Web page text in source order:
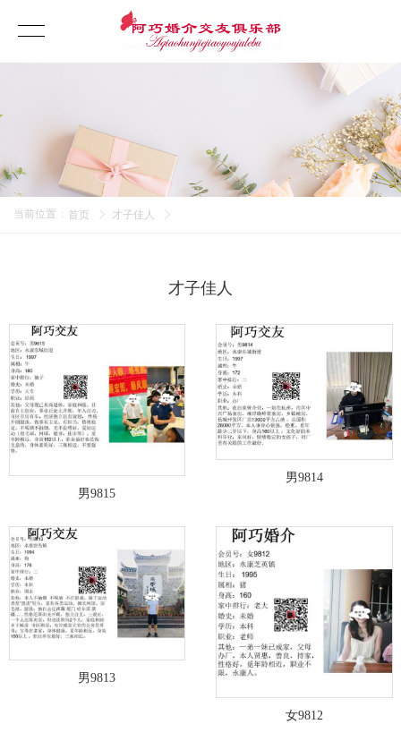
当前位置 : 首页 才子佳人
才子佳人
男9815
男9814
男9813
女9812